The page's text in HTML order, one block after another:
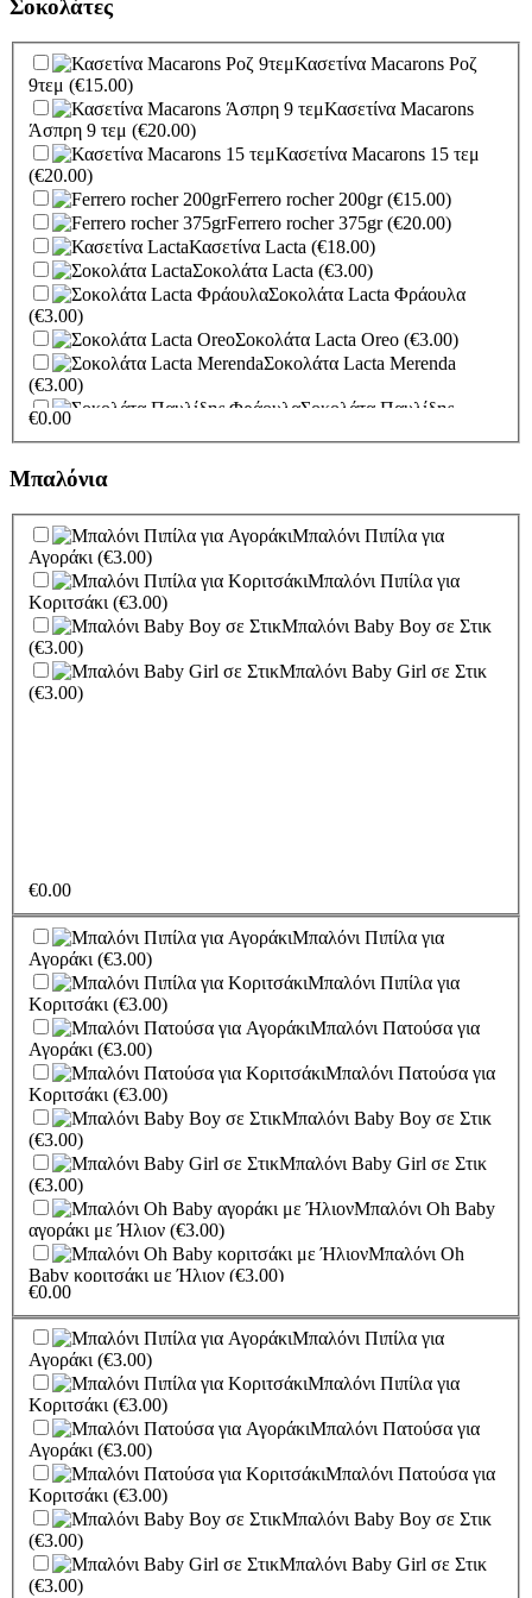
Να σας Ζήσει
(Καροτσάκι αγόρι)(€3.00)
Για το μωράκι σας
(Πιπίλα κορίτσι)(€3.00)
Για το Μωράκι σας
(Πιπίλα αγόρι) (€3.00)
Για Το
Νεογέννητο (Πελαργός κορίτσι)(€3.00)
Για Το Νεογέννητο
(Πελαργός αγόρι)(€3.00)
Για τον Αρραβώνα σας..
Κάθε Χαρά και Ευτυχία!
(€3.00)
Congratulation(€3.00)
Καλές Δουλειές(€3.00)
Περαστικά(€3.00)
I Love You Dad(€3.00)
Σοκολάτες
Κασετίνα Macarons Ροζ
9τεμ (€15.00)
Κασετίνα Macarons
Άσπρη 9 τεμ (€20.00)
Κασετίνα Macarons 15 τεμ
(€20.00)
Ferrero rocher 200gr(€15.00)
Ferrero rocher 375gr(€20.00)
Κασετίνα Lacta (€18.00)
Σοκολάτα Lacta (€3.00)
Σοκολάτα Lacta Φράουλα
(€3.00)
Σοκολάτα Lacta Oreo (€3.00)
Σοκολάτα Lacta Merenda
(€3.00)
Σοκολάτα Παυλίδης
Φράουλα
απολαύσεις
Τούρτα Μπουένο(€35.00)
Τούρτα Καραμέλα(€35.00)
Τούρτα Ανάμεικτη (€35.00)
Τούρτα Σοκολάτα(€35.00)
Τούρτα Καρδιά Φράουλα
(€35.00)
€0.00
Μπαλόνια
Μπαλόνι Πιπίλα για
Αγοράκι (€3.00)
Μπαλόνι Πιπίλα για
Κοριτσάκι (€3.00)
Μπαλόνι Baby Boy σε Στικ
(€3.00)
Μπαλόνι Baby Girl σε Στικ
(€3.00)
€0.00
Μπαλόνι Πιπίλα για
Αγοράκι (€3.00)
Μπαλόνι Πιπίλα για
Κοριτσάκι (€3.00)
Μπαλόνι Πατούσα για
Αγοράκι (€3.00)
Μπαλόνι Πατούσα για
Κοριτσάκι (€3.00)
Μπαλόνι Baby Boy σε Στικ
(€3.00)
Μπαλόνι Baby Girl σε Στικ
(€3.00)
Μπαλόνι Oh Baby
αγοράκι με Ήλιον (€3.00)
Μπαλόνι Oh
Baby κοριτσάκι με Ήλιον (€3.00)
Πατουσάκια ροζ με Ήλιον(€3.00)
Μπαλόνι
Πατουσάκια γαλάζιο με Ήλιον
Μπαλόνι
Αερόστατο αγόρι Με Ήλιον
Μπαλόνι
Αερόστατο κορίτσι με Ήλιον
Μπαλόνι It's a
Boy ελεφαντάκι με Ήλιον
Μπαλόνι I'ts a
Girl ελεφαντάκι με Ήλιον
Μπαλόνι Foil Baby
Girl με Ήλιον
€0.00
Μπαλόνι Πιπίλα για
Αγοράκι (€3.00)
Μπαλόνι Πιπίλα για
Κοριτσάκι (€3.00)
Μπαλόνι Πατούσα για
Αγοράκι (€3.00)
Μπαλόνι Πατούσα για
Κοριτσάκι (€3.00)
Μπαλόνι Baby Boy σε Στικ
(€3.00)
Μπαλόνι Baby Girl σε Στικ
(€3.00)